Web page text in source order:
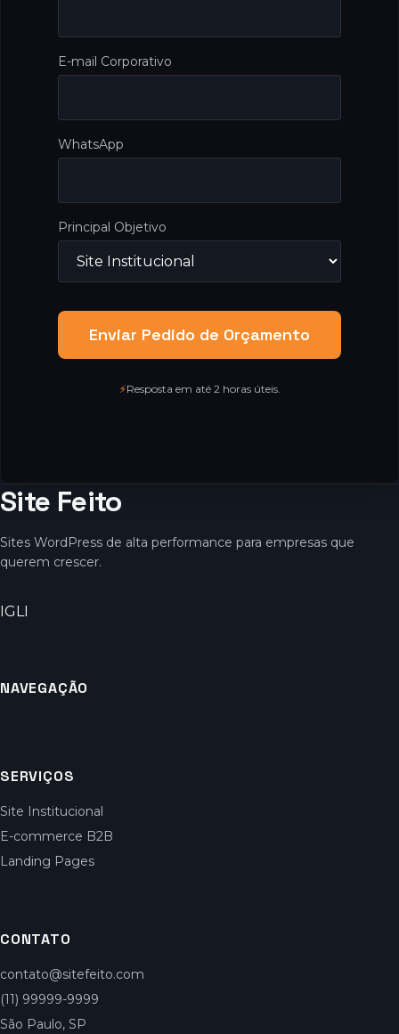
E-mail Corporativo
WhatsApp
Principal Objetivo
Enviar Pedido de Orçamento
⚡Resposta em até 2 horas úteis.
Site Feito
Sites WordPress de alta performance para empresas que
querem crescer.
IGLI
NAVEGAÇÃO
SERVIÇOS
Site Institucional
E-commerce B2B
Landing Pages
CONTATO
contato@sitefeito.com
(11) 99999-9999
São Paulo, SP